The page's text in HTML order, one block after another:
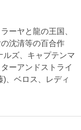
ーヤと龍の王国、
沈清等の百合作
ルズ、キャプテンマ
ーアンドストライ
)、ベロス、レディ